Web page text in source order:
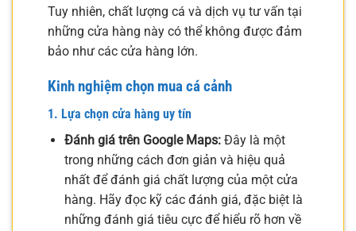
Tuy nhiên, chất lượng cá và dịch vụ tư vấn tại
những cửa hàng này có thể không được đảm
bảo như các cửa hàng lớn.
Kinh nghiệm chọn mua cá cảnh
1. Lựa chọn cửa hàng uy tín
Đánh giá trên Google Maps:Đây là một
trong những cách đơn giản và hiệu quả
nhất để đánh giá chất lượng của một cửa
hàng. Hãy đọc kỹ các đánh giá, đặc biệt là
những đánh giá tiêu cực để hiểu rõ hơn về